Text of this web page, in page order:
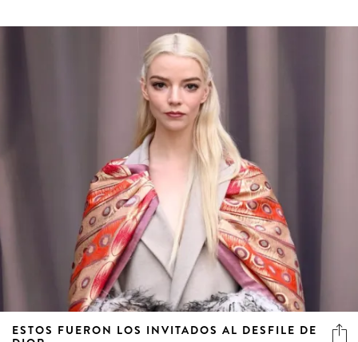
ESTOS FUERON LOS INVITADOS AL DESFILE DE